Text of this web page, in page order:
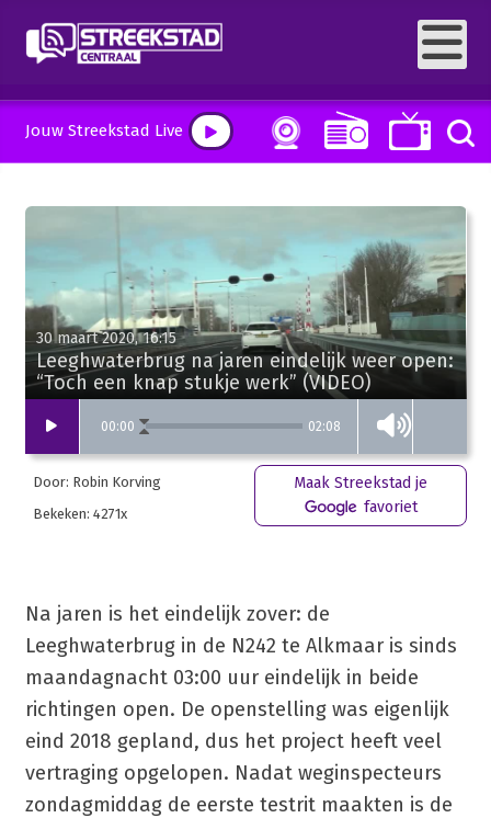
Jouw Streekstad Live
00:00 02:08
30 maart 2020, 16:15
Leeghwaterbrug na jaren eindelijk weer open:
“Toch een knap stukje werk” (VIDEO)
Door: Robin Korving
Bekeken: 4271x
Maak Streekstad je
favoriet
Na jaren is het eindelijk zover: de
Leeghwaterbrug in de N242 te Alkmaar is sinds
maandagnacht 03:00 uur eindelijk in beide
richtingen open. De openstelling was eigenlijk
eind 2018 gepland, dus het project heeft veel
vertraging opgelopen. Nadat weginspecteurs
zondagmiddag de eerste testrit maakten is de